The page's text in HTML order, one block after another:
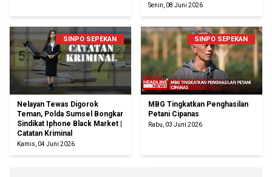
Senin, 08 Juni 2026
SINPO SEPEKAN
Nelayan Tewas Digorok
Teman, Polda Sumsel Bongkar
Sindikat Iphone Black Market |
Catatan Kriminal
Kamis, 04 Juni 2026
SINPO SEPEKAN
MBG Tingkatkan Penghasilan
Petani Cipanas
Rabu, 03 Juni 2026